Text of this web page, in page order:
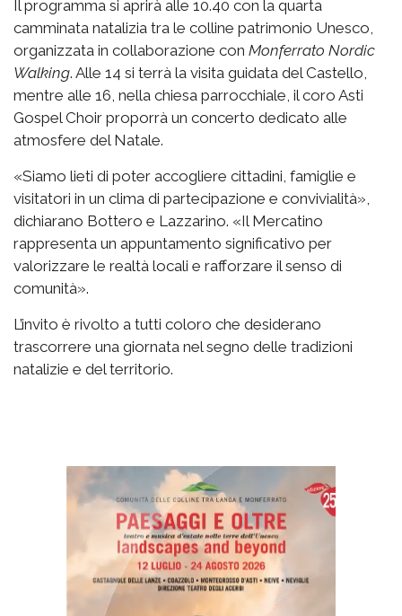
Il programma si aprirà alle 10.40 con la quarta
camminata natalizia tra le colline patrimonio Unesco,
organizzata in collaborazione con Monferrato Nordic
Walking. Alle 14 si terrà la visita guidata del Castello,
mentre alle 16, nella chiesa parrocchiale, il coro Asti
Gospel Choir proporrà un concerto dedicato alle
atmosfere del Natale.
«Siamo lieti di poter accogliere cittadini, famiglie e
visitatori in un clima di partecipazione e convivialità»,
dichiarano Bottero e Lazzarino. «Il Mercatino
rappresenta un appuntamento significativo per
valorizzare le realtà locali e rafforzare il senso di
comunità».
L’invito è rivolto a tutti coloro che desiderano
trascorrere una giornata nel segno delle tradizioni
natalizie e del territorio.